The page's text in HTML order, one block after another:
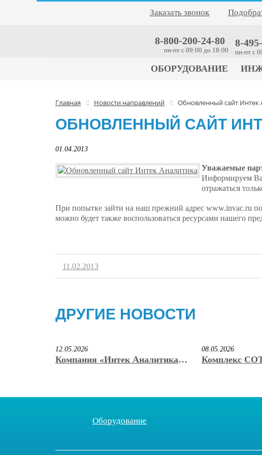
Заказать звонок
8-800-200-24-80
пн-пт c 09:00 до 18:00
8-
пн-пт c
ОБОРУДОВАНИЕ
Главная Новости направлений Обновленный сайт Интек
ОБНОВЛЕННЫЙ САЙТ
01.04.2013
Уважаемые
Информируем
отражаться
При попытке зайти на наш прежний адрес www.invac.ru
можно будет также воспользоваться ресурсами нашего
11.02.2013
ДРУГИЕ НОВОСТИ
12.05.2026
Компания «Интек Аналитика»
08.05.2026
Комплекс
Оборудование